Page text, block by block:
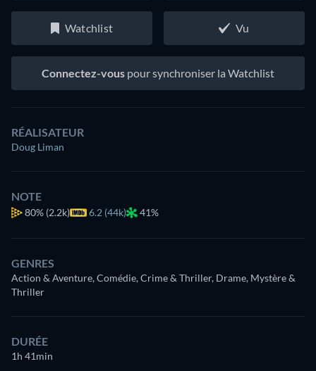
Watchlist Vu
Connectez-vous pour synchroniser la Watchlist
RÉALISATEUR
Doug Liman
NOTE
80% (2.2k) 6.2 (44k) 41%
GENRES
Action & Aventure, Comédie, Crime & Thriller, Drame, Mystère &
Thriller
DURÉE
1h 41min